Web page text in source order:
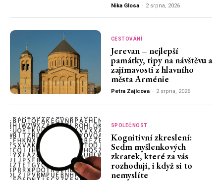
Nika Glosa - 2 srpna, 2026
CESTOVÁNÍ
Jerevan – nejlepší
památky, tipy na návštěvu a
zajímavosti z hlavního
města Arménie
Petra Zajícova - 2 srpna, 2026
SPOLEČNOST
Kognitivní zkreslení:
Sedm myšlenkových
zkratek, které za vás
rozhodují, i když si to
nemyslíte